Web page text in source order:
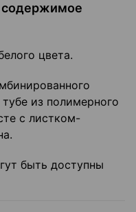
содержимое
цвета.
из полимерного
с листком-
быть доступны